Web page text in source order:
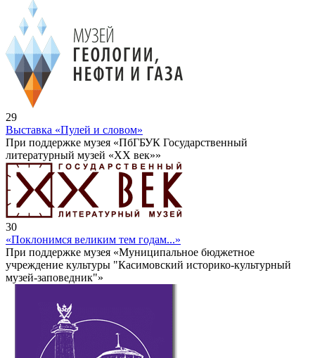
29
Выставка «Пулей и словом»
При поддержке музея «ПбГБУК Государственный
литературный музей «ХХ век»»
30
«Поклонимся великим тем годам...»
При поддержке музея «Муниципальное бюджетное
учреждение культуры "Касимовский историко-культурный
музей-заповедник"»